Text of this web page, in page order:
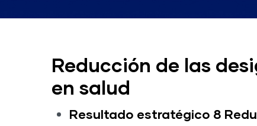
Reducción de las
en salud
Resultado estratégico 8